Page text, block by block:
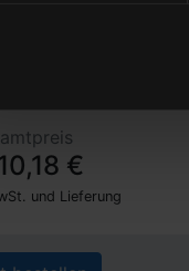
und Lieferung
€
und Lieferung